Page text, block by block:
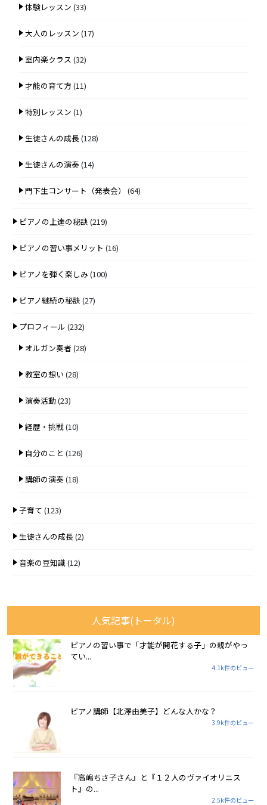
体験レッスン (33)
大人のレッスン (17)
室内楽クラス (32)
才能の育て方 (11)
特別レッスン (1)
生徒さんの成長(128)
生徒さんの演奏(14)
門下生コンサート（発表会） (64)
ピアノの上達の秘訣 (219)
ピアノの習い事メリット (16)
ピアノを弾く楽しみ(100)
ピアノ継続の秘訣 (27)
プロフィール (232)
オルガン奏者 (28)
教室の想い (28)
演奏活動(23)
経歴・挑戦(10)
自分のこと (126)
講師の演奏(18)
子育て (123)
生徒さんの成長(2)
音楽の豆知識(12)
人気記事(トータル)
ピアノの習い事で「才能が開花する子」の親がやっ
てい...
4.1k件のビュー
ピアノ講師【北澤由美子】どんな人かな？
3.9k件のビュー
『高嶋ちさ子さん』と『１２人のヴァイオリニス
ト』の...
2.5k件のビュー